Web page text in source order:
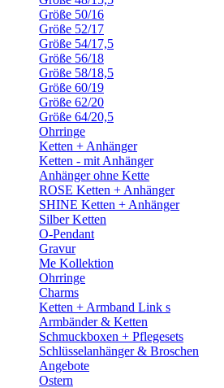
Größe 50/16
Größe 52/17
Größe 54/17,5
Größe 56/18
Größe 58/18,5
Größe 60/19
Größe 62/20
Größe 64/20,5
Ohrringe
Ketten + Anhänger
Ketten - mit Anhänger
Anhänger ohne Kette
ROSE Ketten + Anhänger
SHINE Ketten + Anhänger
Silber Ketten
O-Pendant
Gravur
Me Kollektion
Ohrringe
Charms
Ketten + Armband Link s
Armbänder & Ketten
Schmuckboxen + Pflegesets
Schlüsselanhänger & Broschen
Angebote
Ostern